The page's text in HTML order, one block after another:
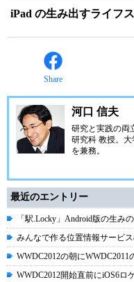
iPad の生み出すライフ
Share
河口 信夫
研究と実践の両
研究科 教授。
を兼務。
最近のエントリー
「駅.Locky」Android版の生み
みんなで作る位置情報サービ
WWDC2012の朝にWWDC2011
WWDC2012開始直前にiOS6ロ